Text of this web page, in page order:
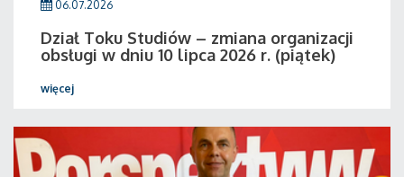
06.07.2026
Dział Toku Studiów – zmiana organizacji
obsługi w dniu 10 lipca 2026 r. (piątek)
więcej